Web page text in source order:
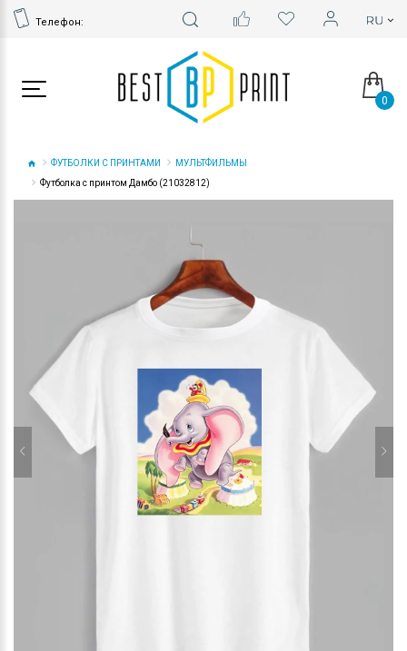
Телефон:
0
ФУТБОЛКИ С ПРИНТАМИ
МУЛЬТФИЛЬМЫ
Футболка с принтом Дамбо (21032812)